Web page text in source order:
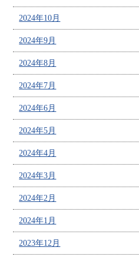
2024年10月
2024年9月
2024年8月
2024年7月
2024年6月
2024年5月
2024年4月
2024年3月
2024年2月
2024年1月
2023年12月